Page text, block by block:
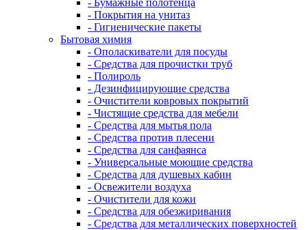
- Бумажные полотенца
- Покрытия на унитаз
- Гигиенические пакеты
Бытовая химия
- Ополаскиватели для посуды
- Средства для прочистки труб
- Полироль
- Дезинфицирующие средства
- Очистители ковровых покрытий
- Чистящие средства для мебели
- Средства для мытья пола
- Средства против плесени
- Средства для санфаянса
- Универсальные моющие средства
- Средства для душевых кабин
- Освежители воздуха
- Очистители для кожи
- Средства для обезжиривания
- Средства для металлических поверхностей